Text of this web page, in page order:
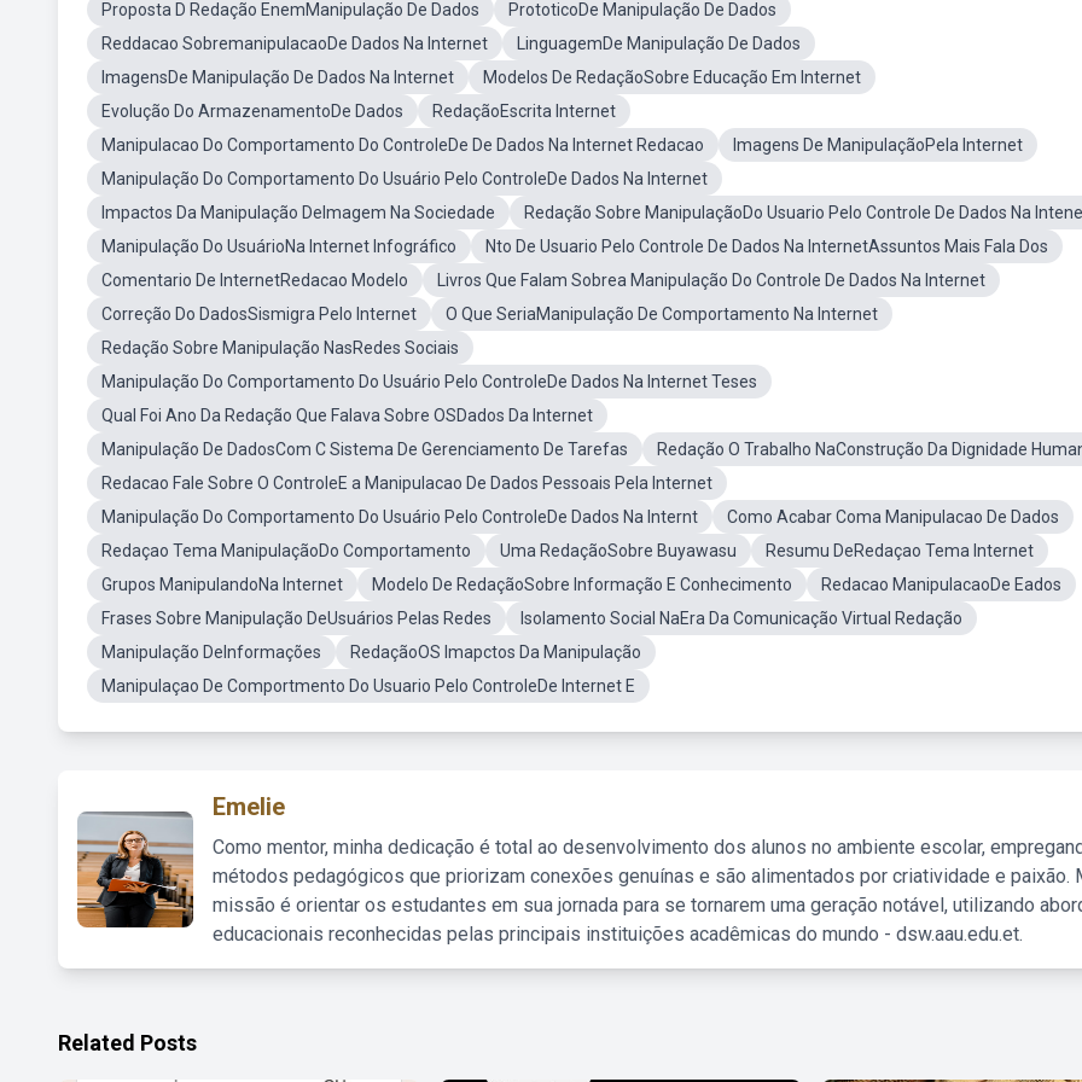
Proposta D Redação EnemManipulação De Dados
PrototicoDe Manipulação De Dados
Reddacao SobremanipulacaoDe Dados Na Internet
LinguagemDe Manipulação De Dados
ImagensDe Manipulação De Dados Na Internet
Modelos De RedaçãoSobre Educação Em Internet
Evolução Do ArmazenamentoDe Dados
RedaçãoEscrita Internet
Manipulacao Do Comportamento Do ControleDe De Dados Na Internet Redacao
Imagens De ManipulaçãoPela Internet
Manipulação Do Comportamento Do Usuário Pelo ControleDe Dados Na Internet
Impactos Da Manipulação DeImagem Na Sociedade
Redação Sobre ManipulaçãoDo Usuario Pelo Controle De Dados Na
Manipulação Do UsuárioNa Internet Infográfico
Nto De Usuario Pelo Controle De Dados Na InternetAssuntos Mais Fala Dos
Comentario De InternetRedacao Modelo
Livros Que Falam Sobrea Manipulação Do Controle De Dados Na Internet
Correção Do DadosSismigra Pelo Internet
O Que SeriaManipulação De Comportamento Na Internet
Redação Sobre Manipulação NasRedes Sociais
Manipulação Do Comportamento Do Usuário Pelo ControleDe Dados Na Internet Teses
Qual Foi Ano Da Redação Que Falava Sobre OSDados Da Internet
Manipulação De DadosCom C Sistema De Gerenciamento De Tarefas
Redação O Trabalho NaConstrução Da Dignidade
Redacao Fale Sobre O ControleE a Manipulacao De Dados Pessoais Pela Internet
Manipulação Do Comportamento Do Usuário Pelo ControleDe Dados Na Internt
Como Acabar Coma Manipulacao De Dados
Redaçao Tema ManipulaçãoDo Comportamento
Uma RedaçãoSobre Buyawasu
Resumu DeRedaçao Tema Internet
Grupos ManipulandoNa Internet
Modelo De RedaçãoSobre Informação E Conhecimento
Redacao ManipulacaoDe Eados
Frases Sobre Manipulação DeUsuários Pelas Redes
Isolamento Social NaEra Da Comunicação Virtual Redação
Manipulação DeInformações
RedaçãoOS Imapctos Da Manipulação
Manipulaçao De Comportmento Do Usuario Pelo ControleDe Internet E
Emelie
Como mentor, minha dedicação é total ao desenvolvimento dos alunos no ambiente escolar,
métodos pedagógicos que priorizam conexões genuínas e são alimentados por criatividade e paixão.
missão é orientar os estudantes em sua jornada para se tornarem uma geração notável, utilizando
educacionais reconhecidas pelas principais instituições acadêmicas do mundo - dsw.aau.edu.et.
Related Posts